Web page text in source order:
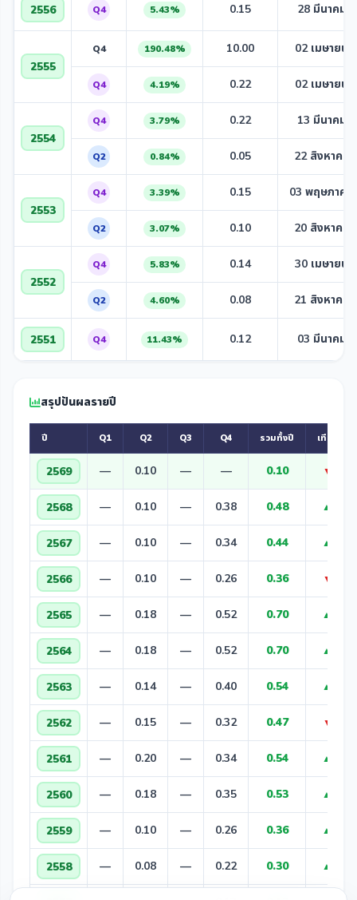
2556 Q4 5.43% 0.15 28 มีนาคม
2555
Q4 190.48% 10.00 02 เมษายน
Q4 4.19% 0.22 02 เมษายน
2554
Q4 3.79% 0.22 13 มีนาคม
Q2 0.84% 0.05 22 สิงหาคม
2553
Q4 3.39% 0.15 03 พฤษภาคม
Q2 3.07% 0.10 20 สิงหาคม
2552
Q4 5.83% 0.14 30 เมษายน
Q2 4.60% 0.08 21 สิงหาคม
2551 Q4 11.43% 0.12 03 มีนาคม
สรุปปันผลรายปี
ปี Q1 Q2 Q3 Q4 รวมทั้งปี เทียบปีก่
2569 — 0.10 — — 0.10 ▼ -
2568 — 0.10 — 0.38 0.48 ▲
2567 — 0.10 — 0.34 0.44 ▲
2566 — 0.10 — 0.26 0.36 ▼ -
2565 — 0.18 — 0.52 0.70 ▲
2564 — 0.18 — 0.52 0.70 ▲
2563 — 0.14 — 0.40 0.54 ▲
2562 — 0.15 — 0.32 0.47 ▼ -
2561 — 0.20 — 0.34 0.54 ▲
2560 — 0.18 — 0.35 0.53 ▲
2559 — 0.10 — 0.26 0.36 ▲
2558 — 0.08 — 0.22 0.30 ▲